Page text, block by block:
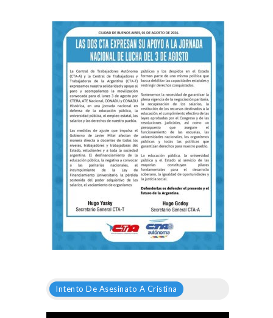
Intento De Asesinato A Cristina